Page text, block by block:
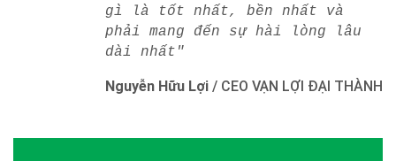
gì là tốt nhất, bền nhất và
phải mang đến sự hài lòng lâu
dài nhất"
Nguyễn Hữu Lợi / CEO VẠN LỢI ĐẠI THÀNH